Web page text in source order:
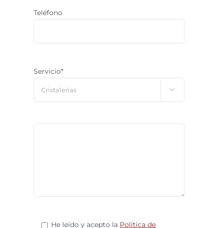
Teléfono
Servicio*

He leído y acepto la Política de